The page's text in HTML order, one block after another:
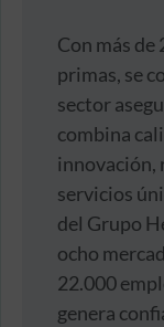
Con más de
primas, se
sector
combina
innovación,
servicios
del Grupo
ocho
22.000
genera